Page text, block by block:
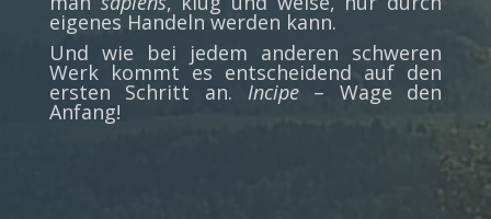
eigenes Handeln werden kann.
Und wie bei jedem anderen schweren
Werk kommt es entscheidend auf den
ersten Schritt an. Incipe– Wage den
Anfang!